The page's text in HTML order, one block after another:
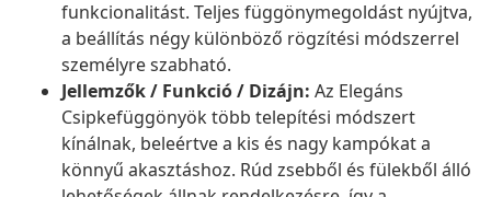
funkcionalitást. Teljes függönymegoldást nyújtva,
a beállítás négy különböző rögzítési módszerrel
személyre szabható.
Jellemzők / Funkció / Dizájn: Az Elegáns
Csipkefüggönyök több telepítési módszert
kínálnak, beleértve a kis és nagy kampókat a
könnyű akasztáshoz. Rúd zsebből és fülekből álló